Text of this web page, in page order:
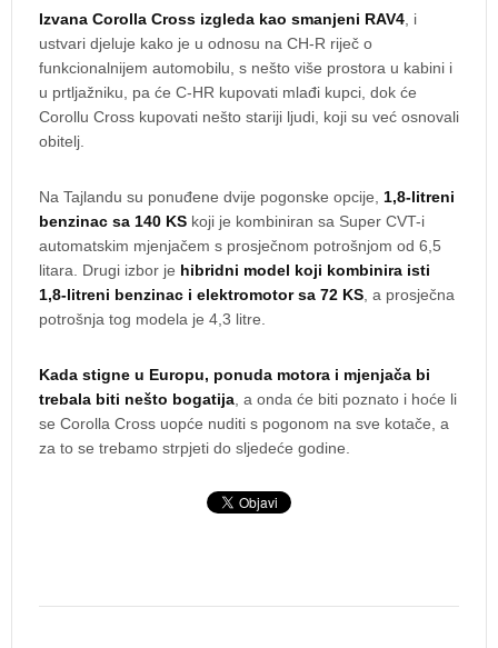
Izvana Corolla Cross izgleda kao smanjeni RAV4 , i
ustvari djeluje kako je u odnosu na CH-R riječ o
funkcionalnijem automobilu, s nešto više prostora u kabini i
u prtljažniku, pa će C-HR kupovati mlađi kupci, dok će
Corollu Cross kupovati nešto stariji ljudi, koji su već osnovali
obitelj.
Na Tajlandu su ponuđene dvije pogonske opcije, 1,8-litreni
benzinac sa 140 KS koji je kombiniran sa Super CVT-i
automatskim mjenjačem s prosječnom potrošnjom od 6,5
litara. Drugi izbor je hibridni model koji kombinira isti
1,8-litreni benzinac i elektromotor sa 72 KS , a prosječna
potrošnja tog modela je 4,3 litre.
Kada stigne u Europu, ponuda motora i mjenjača bi
trebala biti nešto bogatija , a onda će biti poznato i hoće li
se Corolla Cross uopće nuditi s pogonom na sve kotače, a
za to se trebamo strpjeti do sljedeće godine.